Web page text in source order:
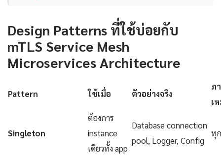
Design Patterns ที่ใช้บ่อยกับ
mTLS Service Mesh
Microservices Architecture
Pattern ใช้เมื่อ ตัวอย่างจริง
ภ
เ
Singleton
ต้องการ
instance
เดียวทั้ง app
Database connection
pool, Logger, Config
ทุ